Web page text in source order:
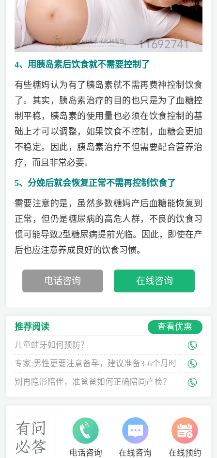
4、用胰岛素后饮食就不需要控制了
有些糖妈认为有了胰岛素就不需再费神控制饮食
了。其实，胰岛素治疗的目的也只是为了血糖控
制平稳，胰岛素的使用量也必须在饮食控制的基
础上才可以调整，如果饮食不控制，血糖会更加
不稳定。因此，胰岛素治疗不但需要配合营养治
疗，而且非常必要。
5、分娩后就会恢复正常不需再控制饮食了
需要注意的是，虽然多数糖妈产后血糖能恢复到
正常，但仍是糖尿病的高危人群，不良的饮食习
惯可能导致2型糖尿病提前光临。因此，即使在产
后也应注意养成良好的饮食习惯。
电话咨询 在线咨询
推荐阅读 查看优惠
儿童蛀牙如何预防？
专家:男性更要注意备孕，建议准备3-6个月时
间
别再隐形陪伴，准爸爸如何正确陪同产检？
电话咨询 在线咨询 在线预约